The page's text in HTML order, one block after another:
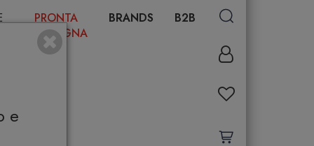
e
PRONTA
CONSEGNA
BRANDS B2B